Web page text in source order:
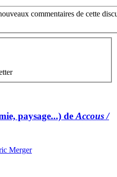
commentaires de cette
paysage...) de Accous /
Merger